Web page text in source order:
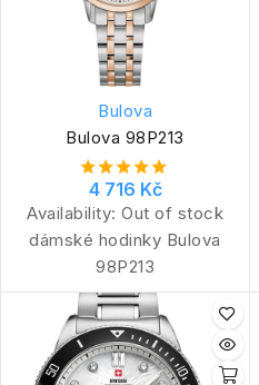
Bulova
Bulova 98P213
4 716 Kč
Availability: Out of stock
dámské hodinky Bulova
98P213